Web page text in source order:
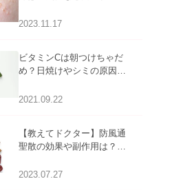
アについて
2023.11.17
ビタミンCは朝つけちゃだ
め？日焼けやシミの原因に
2021.09.22
【教えてドクター】防風通
聖散の効果や副作用は？長
2023.07.27